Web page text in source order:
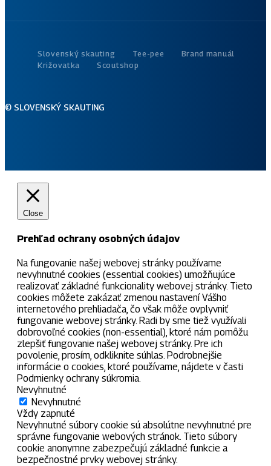
Slovenský skauting Tee-pee
Brand manuál
Križovatka
Scoutshop
© SLOVENSKÝ SKAUTING
Close
Prehľad ochrany osobných údajov
Na fungovanie našej webovej stránky používame
nevyhnutné cookies (essential cookies) umožňujúce
realizovať základné funkcionality webovej stránky. Tieto
cookies môžete zakázať zmenou nastavení Vášho
internetového prehliadača, čo však môže ovplyvniť
fungovanie webovej stránky. Radi by sme tiež využívali
dobrovoľné cookies (non-essential), ktoré nám pomôžu
zlepšiť fungovanie našej webovej stránky. Pre ich
povolenie, prosím, odkliknite súhlas. Podrobnejšie
informácie o cookies, ktoré používame, nájdete v časti
Podmienky ochrany súkromia.
Nevyhnutné
Nevyhnutné
Vždy zapnuté
Nevyhnutné súbory cookie sú absolútne nevyhnutné pre
správne fungovanie webových stránok. Tieto súbory
cookie anonymne zabezpečujú základné funkcie a
bezpečnostné prvky webovej stránky.